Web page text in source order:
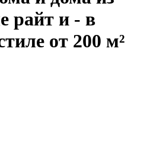
райт и - в
от 200 м²